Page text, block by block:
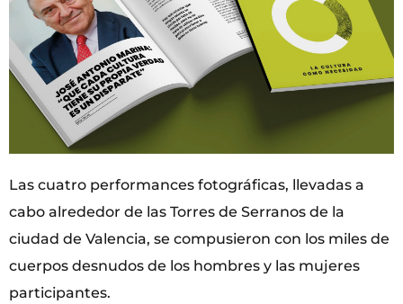
Las cuatro performances fotográficas, llevadas a
cabo alrededor de las Torres de Serranos de la
ciudad de Valencia, se compusieron con los miles de
cuerpos desnudos de los hombres y las mujeres
participantes.